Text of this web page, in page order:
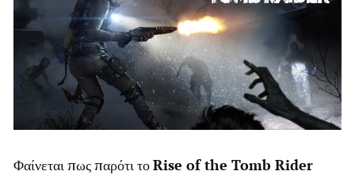
Φαίνεται πως παρότι τοRise of the Tomb Rider